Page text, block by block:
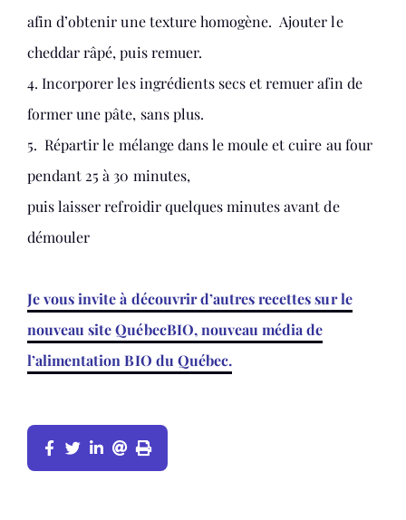
afin d’obtenir une texture homogène. Ajouter le
cheddar râpé, puis remuer.
4. Incorporer les ingrédients secs et remuer afin de
former une pâte, sans plus.
5. Répartir le mélange dans le moule et cuire au four
pendant 25 à 30 minutes,
puis laisser refroidir quelques minutes avant de
démouler
Je vous invite à découvrir d’autres recettes sur le
nouveau site QuébecBIO, nouveau média de
l’alimentation BIO du Québec.